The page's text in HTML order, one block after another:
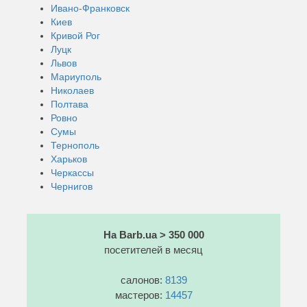
Ивано-Франковск
Киев
Кривой Рог
Луцк
Львов
Мариуполь
Николаев
Полтава
Ровно
Сумы
Тернополь
Харьков
Черкассы
Чернигов
На Barb.ua > 350 000
посетителей в месяц
салонов: 8139
мастеров: 14457